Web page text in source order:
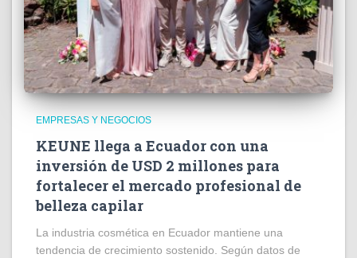
EMPRESAS Y NEGOCIOS
KEUNE llega a Ecuador con una
inversión de USD 2 millones para
fortalecer el mercado profesional de
belleza capilar
La industria cosmética en Ecuador mantiene una
tendencia de crecimiento sostenido. Según datos de